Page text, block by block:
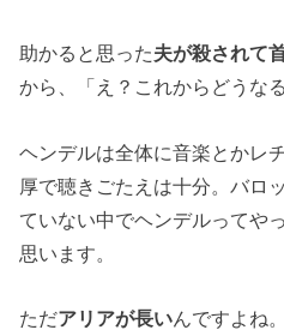
助かると思った夫が殺されて
から、「え？これからどうな
ヘンデルは全体に音楽とかレ
厚で聴きごたえは十分。バロ
ていない中でヘンデルってや
思います。
ただアリアが長いんですよね。